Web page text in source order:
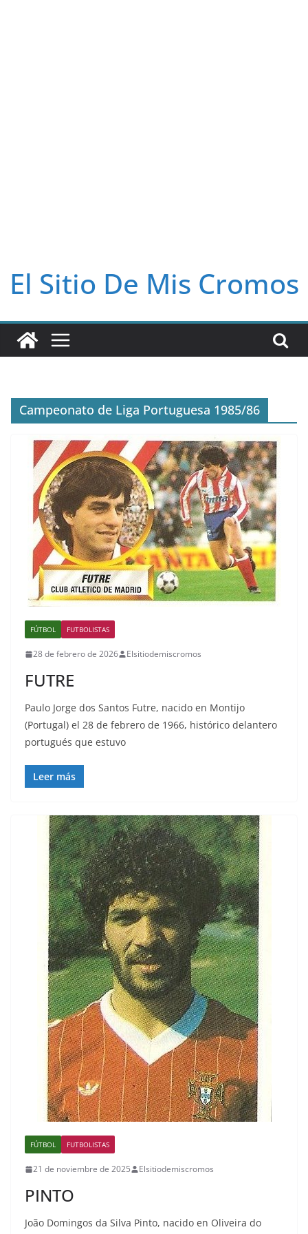
El Sitio De Mis Cromos
Campeonato de Liga Portuguesa 1985/86
FÚTBOL FUTBOLISTAS
28 de febrero de 2026 Elsitiodemiscromos
FUTRE
Paulo Jorge dos Santos Futre, nacido en Montijo
(Portugal) el 28 de febrero de 1966, histórico delantero
portugués que estuvo
Leer más
FÚTBOL FUTBOLISTAS
21 de noviembre de 2025 Elsitiodemiscromos
PINTO
João Domingos da Silva Pinto, nacido en Oliveira do